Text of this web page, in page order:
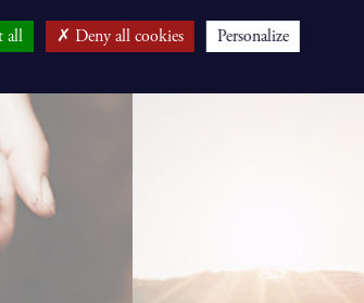
all Deny all cookies Personalize